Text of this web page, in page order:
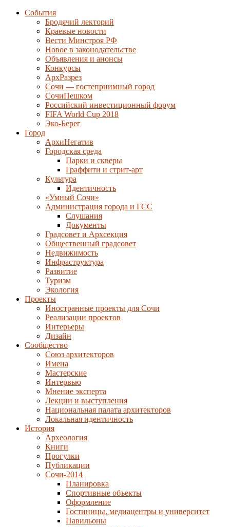
События
Бродячий лекторий
Краевые новости
Вести Минстроя РФ
Новое в законодательстве
Объявления и анонсы
Конкурсы
АрхРазрез
Сочи — гостеприимный город
СочиПешком
Российский инвестиционный форум
FIFA World Cup 2018
Эко-Берег
Город
АрхиНегатив
Городская среда
Парки и скверы
Граффити и стрит-арт
Культура
Идентичность
«Умный Сочи»
Администрация города и ГСС
Слушания
Документы
Градсовет и Архсекция
Общественный градсовет
Недвижимость
Инфраструктура
Развитие
Туризм
Экология
Проекты
Иностранные проекты для Сочи
Реализации проектов
Интерьеры
Дизайн
Сообщество
Союз архитекторов
Имена
Мастерские
Интервью
Мнение эксперта
Лекции и выступления
Национальная палата архитекторов
Локальная идентичность
История
Археология
Книги
Прогулки
Публикации
Сочи-2014
Планировка
Спортивные объекты
Оформление
Гостиницы, медиацентры и университет
Павильоны